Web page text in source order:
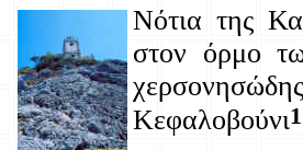
Νότια της
στον όρμο
Κεφαλοβούνι1